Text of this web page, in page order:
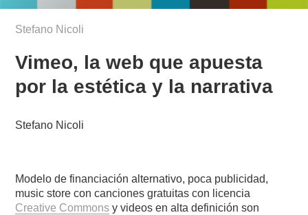
Stefano Nicoli
Vimeo, la web que apuesta
por la estética y la narrativa
Stefano Nicoli
Modelo de financiación alternativo, poca publicidad,
music store con canciones gratuitas con licencia
Creative Commons y videos en alta definición son